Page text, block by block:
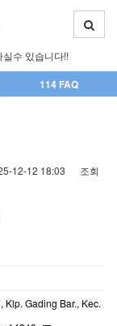
수 있습니다!!
114 FAQ
12-12 18:03
조회
Klp. Gading Bar., Kec.